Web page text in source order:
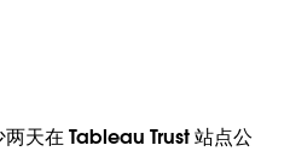
天在 Tableau Trust 站点公